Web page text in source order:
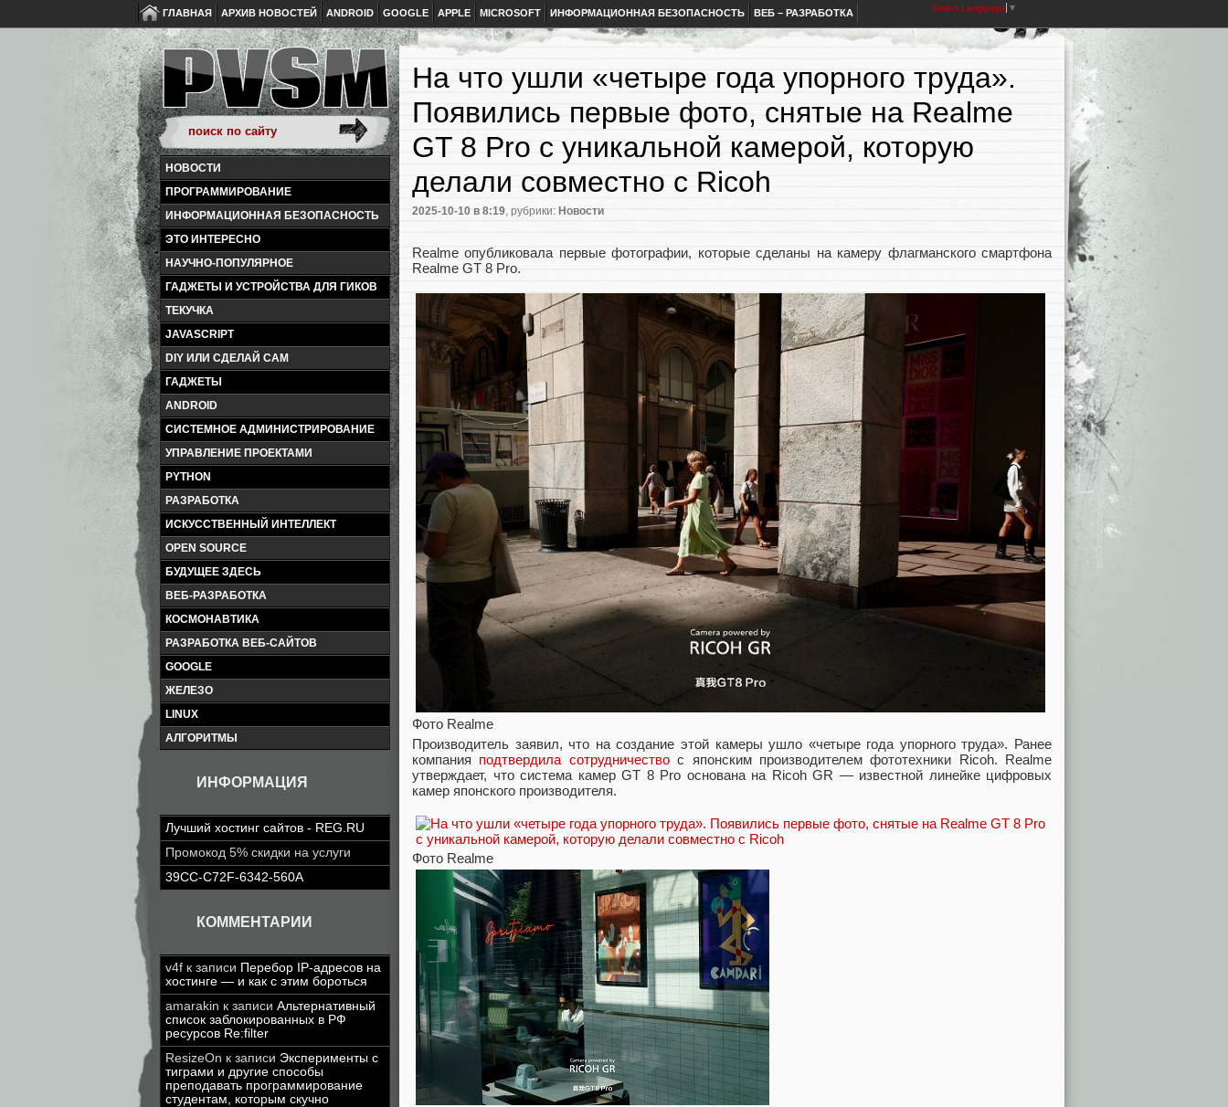
ГЛАВНАЯ АРХИВ НОВОСТЕЙ ANDROID GOOGLE APPLE MICROSOFT ИНФОРМАЦИОННАЯ БЕЗОПАСНОСТЬ ВЕБ – РАЗРАБОТКА Select Language ▼
НОВОСТИ
ПРОГРАММИРОВАНИЕ
ИНФОРМАЦИОННАЯ БЕЗОПАСНОСТЬ
ЭТО ИНТЕРЕСНО
НАУЧНО-ПОПУЛЯРНОЕ
ГАДЖЕТЫ И УСТРОЙСТВА ДЛЯ ГИКОВ
ТЕКУЧКА
JAVASCRIPT
DIY ИЛИ СДЕЛАЙ САМ
ГАДЖЕТЫ
ANDROID
СИСТЕМНОЕ АДМИНИСТРИРОВАНИЕ
УПРАВЛЕНИЕ ПРОЕКТАМИ
PYTHON
РАЗРАБОТКА
ИСКУССТВЕННЫЙ ИНТЕЛЛЕКТ
OPEN SOURCE
БУДУЩЕЕ ЗДЕСЬ
ВЕБ-РАЗРАБОТКА
КОСМОНАВТИКА
РАЗРАБОТКА ВЕБ-САЙТОВ
GOOGLE
ЖЕЛЕЗО
LINUX
АЛГОРИТМЫ
ИНФОРМАЦИЯ
Лучший хостинг сайтов - REG.RU
Промокод 5% скидки на услуги
39CC-C72F-6342-560A
КОММЕНТАРИИ
v4f к записи Перебор IP-адресов на
хостинге — и как с этим бороться
amarakin к записи Альтернативный
список заблокированных в РФ
ресурсов Re:filter
ResizeOn к записи Эксперименты с
тиграми и другие способы
преподавать программирование
студентам, которым скучно
На что ушли «четыре года упорного труда».
Появились первые фото, снятые на Realme
GT 8 Pro с уникальной камерой, которую
делали совместно с Ricoh
2025-10-10 в 8:19, рубрики: Новости
Realme опубликовала первые фотографии, которые сделаны на камеру флагманского смартфона
Realme GT 8 Pro.
Фото Realme
Производитель заявил, что на создание этой камеры ушло «четыре года упорного труда». Ранее
компания подтвердила сотрудничествос японским производителем фототехники Ricoh. Realme
утверждает, что система камер GT 8 Pro основана на Ricoh GR — известной линейке цифровых
камер японского производителя.
Фото Realme